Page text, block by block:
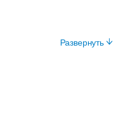
Развернуть